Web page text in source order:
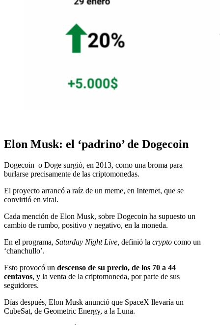
Elon Musk: el ‘padrino’ de Dogecoin
Dogecoin o Doge surgió, en 2013, como una broma para
burlarse precisamente de las criptomonedas.
El proyecto arrancó a raíz de un meme, en Internet, que se
convirtió en viral.
Cada mención de Elon Musk, sobre Dogecoin ha supuesto un
cambio de rumbo, positivo y negativo, en la moneda.
En el programa, Saturday Night Live, definió la crypto como un
‘chanchullo’.
Esto provocó un descenso de su precio, de los 70 a 44
centavos, y la venta de la criptomoneda, por parte de sus
seguidores.
Días después, Elon Musk anunció que SpaceX llevaría un
CubeSat, de Geometric Energy, a la Luna.